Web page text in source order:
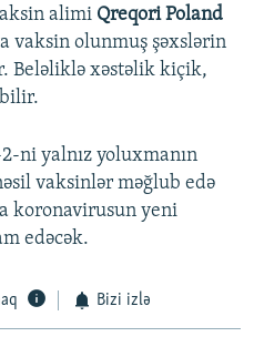
alimi Qreqori Poland
vaksin olunmuş şəxslərin
Beləliklə xəstəlik kiçik,
ni yalnız yoluxmanın
vaksinlər məğlub edə
koronavirusun yeni
edəcək.
Bizi izlə